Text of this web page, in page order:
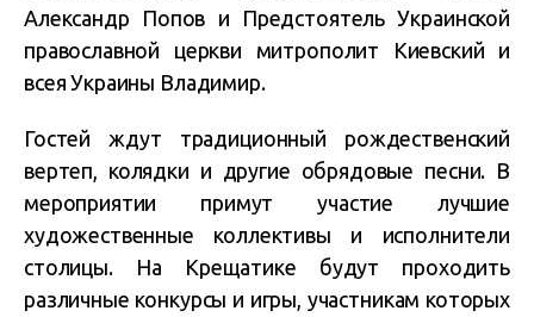
Александр Попов и Предстоятель Украинской
православной церкви митрополит Киевский и
всея Украины Владимир.
Гостей ждут традиционный рождественский
вертеп, колядки и другие обрядовые песни. В
мероприятии примут участие лучшие
художественные коллективы и исполнители
столицы. На Крещатике будут проходить
различные конкурсы и игры, участникам которых